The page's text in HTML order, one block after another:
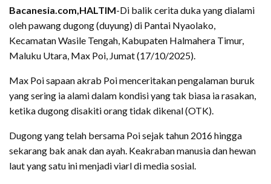
Bacanesia.com,HALTIM-Di balik cerita duka yang dialami
oleh pawang dugong (duyung) di Pantai Nyaolako,
Kecamatan Wasile Tengah, Kabupaten Halmahera Timur,
Maluku Utara, Max Poi, Jumat (17/10/2025).
Max Poi sapaan akrab Poi menceritakan pengalaman buruk
yang sering ia alami dalam kondisi yang tak biasa ia rasakan,
ketika dugong disakiti orang tidak dikenal (OTK).
Dugong yang telah bersama Poi sejak tahun 2016 hingga
sekarang bak anak dan ayah. Keakraban manusia dan hewan
laut yang satu ini menjadi viarl di media sosial.